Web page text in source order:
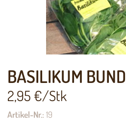
BASILIKUM BUND
2,95 €/Stk
Artikel-Nr.: 19